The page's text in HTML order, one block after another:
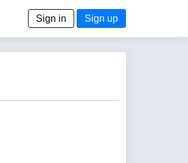
Sign in Sign up